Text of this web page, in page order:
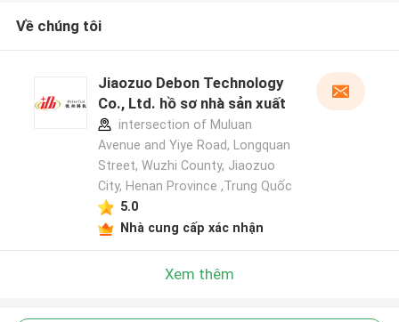
Về chúng tôi
Jiaozuo Debon Technology
Co., Ltd. hồ sơ nhà sản xuất
intersection of Muluan
Avenue and Yiye Road, Longquan
Street, Wuzhi County, Jiaozuo
City, Henan Province ,Trung Quốc
5.0
Nhà cung cấp xác nhận
Xem thêm